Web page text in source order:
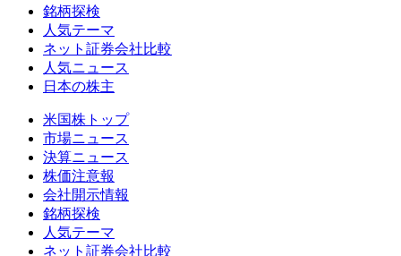
銘柄探検
人気テーマ
ネット証券会社比較
人気ニュース
日本の株主
米国株トップ
市場ニュース
決算ニュース
株価注意報
会社開示情報
銘柄探検
人気テーマ
ネット証券会社比較